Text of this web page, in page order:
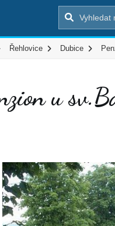
Řehlovice Dubice
u